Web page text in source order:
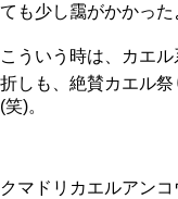
ても少し靄がかかった
こういう時は、カエ
折しも、絶賛カエル
(笑)。
クマドリカエルアンコ